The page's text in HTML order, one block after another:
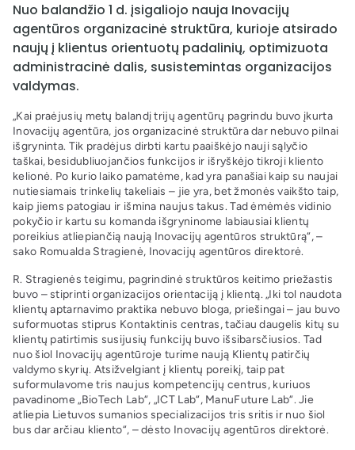
Nuo balandžio 1 d. įsigaliojo nauja Inovacijų
agentūros organizacinė struktūra, kurioje atsirado
naujų į klientus orientuotų padalinių, optimizuota
administracinė dalis, susistemintas organizacijos
valdymas.
„Kai praėjusių metų balandį trijų agentūrų pagrindu buvo įkurta
Inovacijų agentūra, jos organizacinė struktūra dar nebuvo pilnai
išgryninta. Tik pradėjus dirbti kartu paaiškėjo nauji sąlyčio
taškai, besidubliuojančios funkcijos ir išryškėjo tikroji kliento
kelionė. Po kurio laiko pamatėme, kad yra panašiai kaip su naujai
nutiesiamais trinkelių takeliais – jie yra, bet žmonės vaikšto taip,
kaip jiems patogiau ir išmina naujus takus. Tad ėmėmės vidinio
pokyčio ir kartu su komanda išgryninome labiausiai klientų
poreikius atliepiančią naują Inovacijų agentūros struktūrą“, –
sako Romualda Stragienė, Inovacijų agentūros direktorė.
R. Stragienės teigimu, pagrindinė struktūros keitimo priežastis
buvo – stiprinti organizacijos orientaciją į klientą. „Iki tol naudota
klientų aptarnavimo praktika nebuvo bloga, priešingai – jau buvo
suformuotas stiprus Kontaktinis centras, tačiau daugelis kitų su
klientų patirtimis susijusių funkcijų buvo išsibarsčiusios. Tad
nuo šiol Inovacijų agentūroje turime naują Klientų patirčių
valdymo skyrių. Atsižvelgiant į klientų poreikį, taip pat
suformulavome tris naujus kompetencijų centrus, kuriuos
pavadinome „BioTech Lab“, „ICT Lab“, ManuFuture Lab“. Jie
atliepia Lietuvos sumanios specializacijos tris sritis ir nuo šiol
bus dar arčiau kliento“, – dėsto Inovacijų agentūros direktorė.